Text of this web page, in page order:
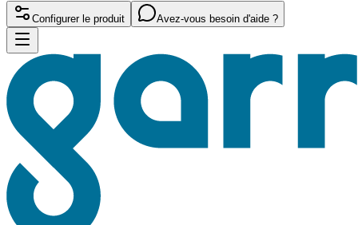
Configurer le produit Avez-vous besoin d'aide ?